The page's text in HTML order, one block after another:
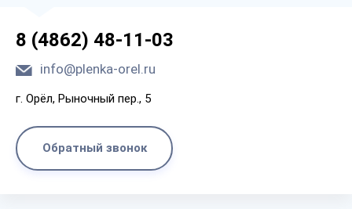
8 (4862) 48-11-03
info@plenka-orel.ru
г. Орёл, Рыночный пер., 5
Обратный звонок